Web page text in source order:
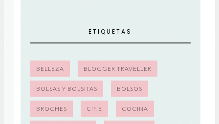
ETIQUETAS
BELLEZA BLOGGER TRAVELLER
BOLSAS Y BOLSITAS BOLSOS
BROCHES CINE COCINA